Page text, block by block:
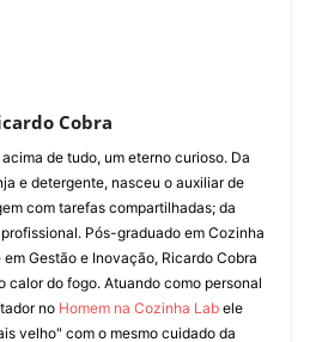
Cobra
de tudo, um eterno curioso. Da
e detergente, nasceu o auxiliar de
com tarefas compartilhadas; da
Pós-graduado em Cozinha
Gestão e Inovação, Ricardo Cobra
calor do fogo. Atuando como personal
no Homem na Cozinha Labele
velho" com o mesmo cuidado da